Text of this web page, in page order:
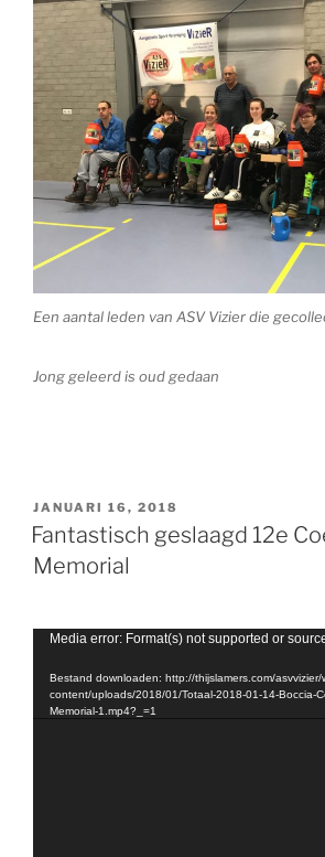
Een aantal leden van ASV Vizier die
Jong geleerd is oud gedaan
GEPLAATST
OP
JANUARI 16, 2018
Fantastisch geslaagd 12e
Memorial
Videospeler
Media error: Format(s) not supported or
Bestand downloaden: http://thijslamers.com/asvvizier/
content/uploads/2018/01/Totaal-2018-01-14-Boccia-
Memorial-1.mp4?_=1